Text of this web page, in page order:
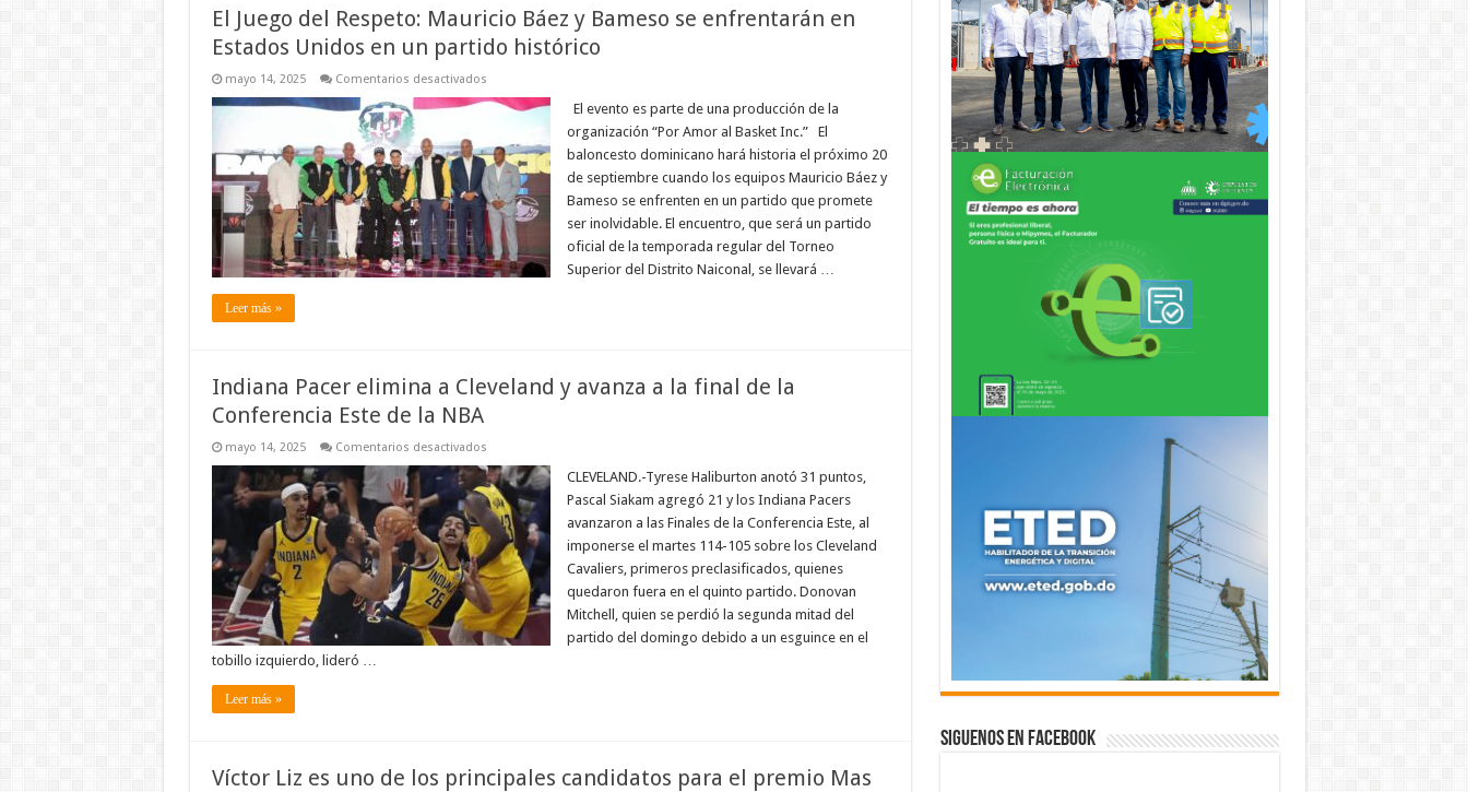
El Juego del Respeto: Mauricio Báez y Bameso se enfrentarán en
Estados Unidos en un partido histórico
mayo 14, 2025 Comentarios desactivadosen
Juego
Mauricio
Báez
y
Bameso
se
enfrentarán
en
Estados
Unidos
en
El evento es parte de una producción de la
organización “Por Amor al Basket Inc.” El
baloncesto dominicano hará historia el próximo 20
de septiembre cuando los equipos Mauricio Báez y
Bameso se enfrenten en un partido que promete
ser inolvidable. El encuentro, que será un partido
oficial de la temporada regular del Torneo
Superior del Distrito Naiconal, se llevará …
Leer más »
Indiana Pacer elimina a Cleveland y avanza a la final de la
Conferencia Este de la NBA
mayo 14, 2025 Comentarios desactivadosen
Pacer
elimina
a
Cleveland
y
avanza
a
la
final
de
la
Conferencia
Este
CLEVELAND.-Tyrese Haliburton anotó 31 puntos,
Pascal Siakam agregó 21 y los Indiana Pacers
avanzaron a las Finales de la Conferencia Este, al
imponerse el martes 114-105 sobre los Cleveland
Cavaliers, primeros preclasificados, quienes
quedaron fuera en el quinto partido. Donovan
Mitchell, quien se perdió la segunda mitad del
partido del domingo debido a un esguince en el
tobillo izquierdo, lideró …
Leer más »
Víctor Liz es uno de los principales candidatos para el premio Mas
Siguenos en Facebook